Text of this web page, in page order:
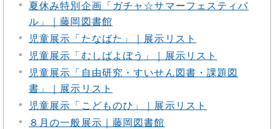
夏休み特別企画「ガチャ☆サマーフェスティバ
ル」｜藤岡図書館
児童展示「たなばた」｜展示リスト
児童展示「むしばよぼう」｜展示リスト
児童展示「自由研究・すいせん図書・課題図
書」｜展示リスト
児童展示「こどものひ」｜展示リスト
８月の一般展示｜藤岡図書館